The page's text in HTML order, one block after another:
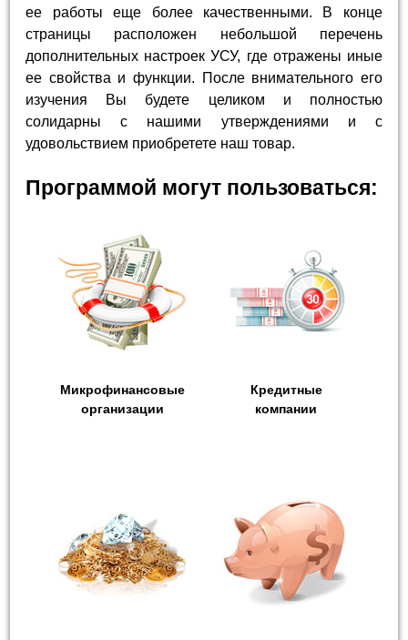
ее работы еще более качественными. В конце
страницы расположен небольшой перечень
дополнительных настроек УСУ, где отражены иные
ее свойства и функции. После внимательного его
изучения Вы будете целиком и полностью
солидарны с нашими утверждениями и с
удовольствием приобретете наш товар.
Программой могут пользоваться:
Микрофинансовые
организации
Кредитные
компании